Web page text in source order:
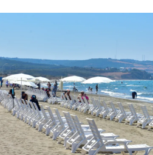
YAŞAM
RESMİ İLAN
Haber Arşivi